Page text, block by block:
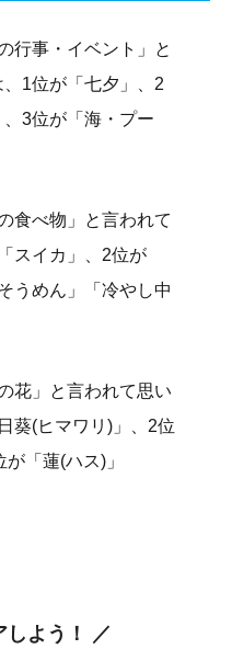
行事・イベント」と
1位が「七夕」、2
3位が「海・プー
食べ物」と言われて
スイカ」、2位が
うめん」「冷やし中
花」と言われて思い
葵(ヒマワリ)」、2位
「蓮(ハス)」
しよう！ ／